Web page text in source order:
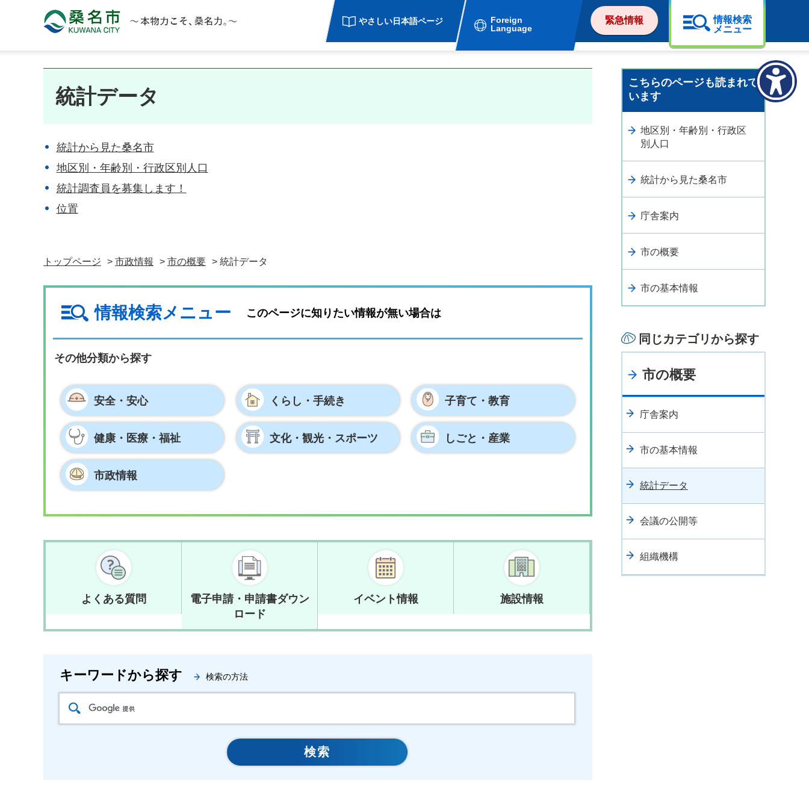
桑名市 KUWANA CITY 本物力こそ、桑名力。
やさしい日本語ページ
Foreign
Language
緊急情報
情報検索
メニュー
統計データ
統計から見た桑名市
地区別・年齢別・行政区別人口
統計調査員を募集します！
位置
トップページ > 市政情報 > 市の概要 > 統計データ
情報検索メニュー このページに知りたい情報が無い場合は
その他分類から探す
安全・安心 くらし・手続き 子育て・教育
健康・医療・ 福祉 文化・観光・ スポーツ しごと・産業
市政情報
よくある質問
電子申請・申請書ダウン
ロード
イベント情報 施設情報
キーワードから探す 検索の方法
こちらのページも読まれて
います
地区別・年齢別・行政区
別人口
統計から見た桑名市
庁舎案内
市の概要
市の基本情報
同じカテゴリから探す
市の概要
庁舎案内
市の基本情報
統計データ
会議の公開等
組織機構